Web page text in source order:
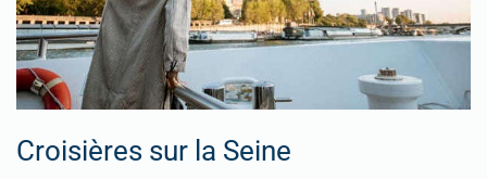
Croisières sur la Seine